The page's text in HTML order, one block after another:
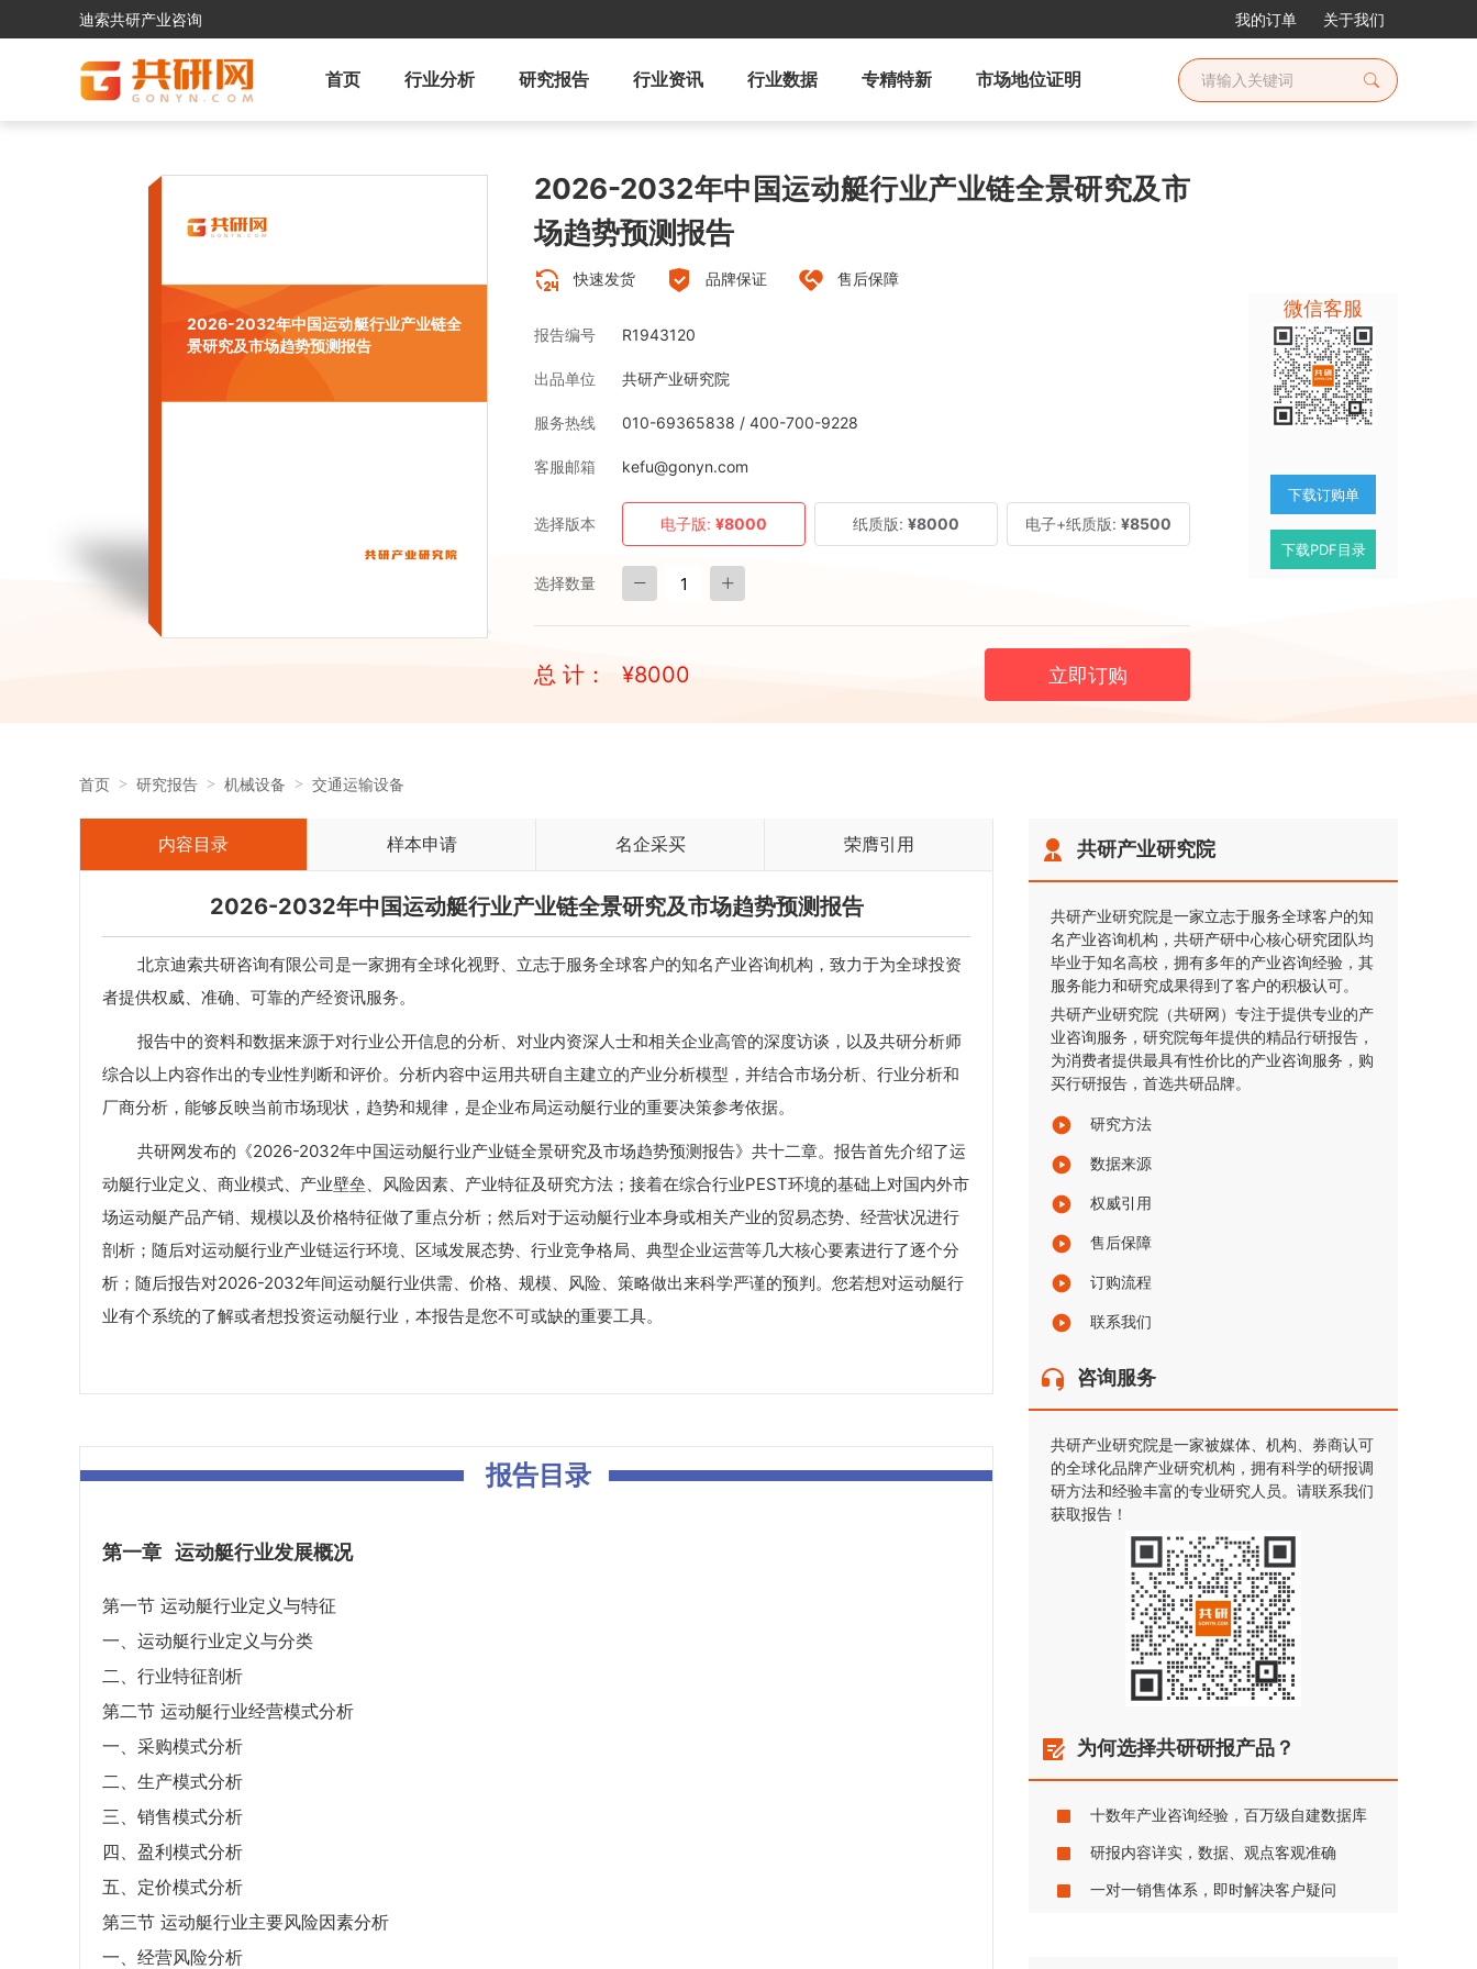
迪索共研产业咨询 我的订单 关于我们
首页 行业分析 研究报告 行业资讯 行业数据 专精特新 市场地位证明
2026-2032年中国运动艇行业产业链全
景研究及市场趋势预测报告
2026-2032年中国运动艇行业产业链全景研究及市
场趋势预测报告
快速发货 品牌保证 售后保障
报告编号 R1943120
出品单位 共研产业研究院
服务热线 010-69365838 / 400-700-9228
客服邮箱 kefu@gonyn.com
选择版本 电子版: ¥8000 纸质版: ¥8000 电子+纸质版: ¥8500
选择数量
总 计： ¥8000 立即订购
微信客服
下载订购单
下载PDF目录
首页 研究报告 机械设备 交通运输设备
内容目录 样本申请 名企采买 荣膺引用
2026-2032年中国运动艇行业产业链全景研究及市场趋势预测报告
北京迪索共研咨询有限公司是一家拥有全球化视野、立志于服务全球客户的知名产业咨询机构，致力于为全球投资
者提供权威、准确、可靠的产经资讯服务。
报告中的资料和数据来源于对行业公开信息的分析、对业内资深人士和相关企业高管的深度访谈，以及共研分析师
综合以上内容作出的专业性判断和评价。分析内容中运用共研自主建立的产业分析模型，并结合市场分析、行业分析和
厂商分析，能够反映当前市场现状，趋势和规律，是企业布局运动艇行业的重要决策参考依据。
共研网发布的《2026-2032年中国运动艇行业产业链全景研究及市场趋势预测报告》共十二章。报告首先介绍了运
动艇行业定义、商业模式、产业壁垒、风险因素、产业特征及研究方法；接着在综合行业PEST环境的基础上对国内外市
场运动艇产品产销、规模以及价格特征做了重点分析；然后对于运动艇行业本身或相关产业的贸易态势、经营状况进行
剖析；随后对运动艇行业产业链运行环境、区域发展态势、行业竞争格局、典型企业运营等几大核心要素进行了逐个分
析；随后报告对2026-2032年间运动艇行业供需、价格、规模、风险、策略做出来科学严谨的预判。您若想对运动艇行
业有个系统的了解或者想投资运动艇行业，本报告是您不可或缺的重要工具。
报告目录
第一章 运动艇行业发展概况
第一节 运动艇行业定义与特征
一、运动艇行业定义与分类
二、行业特征剖析
第二节 运动艇行业经营模式分析
一、采购模式分析
二、生产模式分析
三、销售模式分析
四、盈利模式分析
五、定价模式分析
第三节 运动艇行业主要风险因素分析
一、经营风险分析
共研产业研究院
共研产业研究院是一家立志于服务全球客户的知
名产业咨询机构，共研产研中心核心研究团队均
毕业于知名高校，拥有多年的产业咨询经验，其
服务能力和研究成果得到了客户的积极认可。
共研产业研究院（共研网）专注于提供专业的产
业咨询服务，研究院每年提供的精品行研报告，
为消费者提供最具有性价比的产业咨询服务，购
买行研报告，首选共研品牌。
研究方法
数据来源
权威引用
售后保障
订购流程
联系我们
咨询服务
共研产业研究院是一家被媒体、机构、券商认可
的全球化品牌产业研究机构，拥有科学的研报调
研方法和经验丰富的专业研究人员。请联系我们
获取报告！
为何选择共研研报产品？
十数年产业咨询经验，百万级自建数据库
研报内容详实，数据、观点客观准确
一对一销售体系，即时解决客户疑问